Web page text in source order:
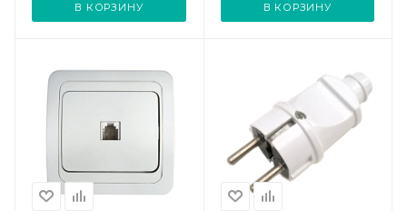
В КОРЗИНУ В КОРЗИНУ